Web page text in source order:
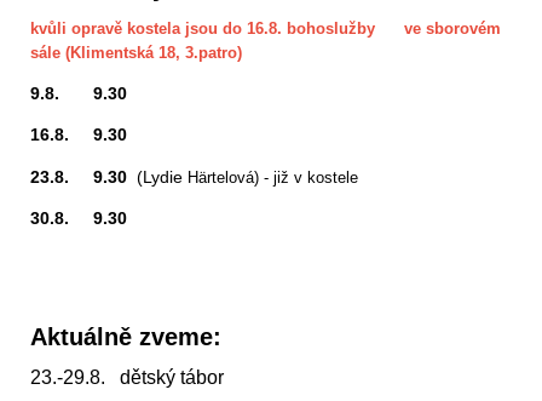
kvůli opravě kostela jsou do 16.8. bohoslužby ve sborovém
sále (Klimentská 18, 3.patro)
9.8. 9.30
16.8. 9.30
23.8. 9.30 (Lydie Härtelová) - již v kostele
30.8. 9.30
Aktuálně zveme:
23.-29.8. dětský tábor